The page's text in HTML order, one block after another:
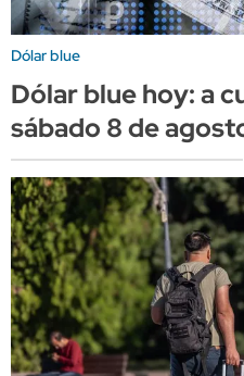
Dólar blue
Dólar blue hoy: a
sábado 8 de